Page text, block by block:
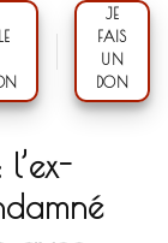
JE
FAIS
UN
DON
l’ex-